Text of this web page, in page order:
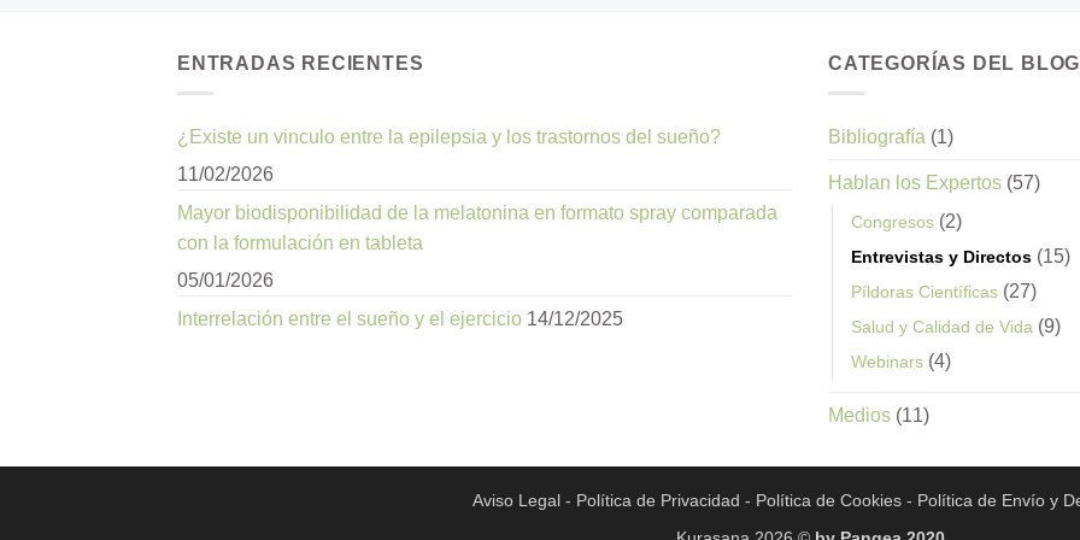
ENTRADAS RECIENTES
¿Existe un vinculo entre la epilepsia y los trastornos del sueño?
11/02/2026
Mayor biodisponibilidad de la melatonina en formato spray comparada
con la formulación en tableta
05/01/2026
Interrelación entre el sueño y el ejercicio 14/12/2025
CATEGORÍAS DEL BLOG
Bibliografía (1)
Hablan los Expertos (57)
Congresos (2)
Entrevistas y Directos (15)
Píldoras Científicas (27)
Salud y Calidad de Vida (9)
Webinars (4)
Medios (11)
Aviso Legal - Política de Privacidad - Política de Cookies - Política de Envío y